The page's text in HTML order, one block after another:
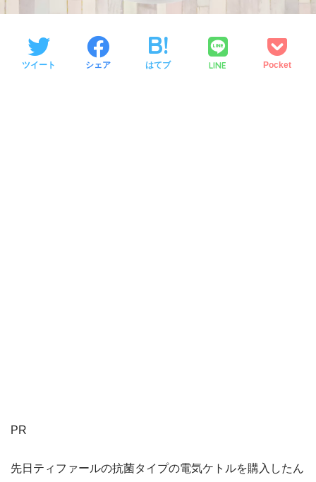
ツイート シェア はてブ LINE Pocket
PR
先日ティファールの抗菌タイプの電気ケトルを購入したん